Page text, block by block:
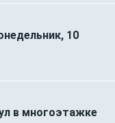
10
в многоэтажке